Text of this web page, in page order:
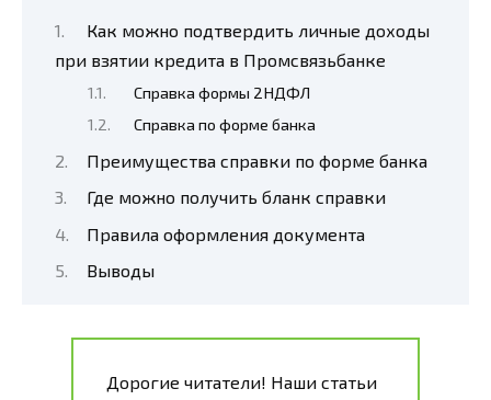
Как можно подтвердить личные доходы
при взятии кредита в Промсвязьбанке
Справка формы 2НДФЛ
Справка по форме банка
Преимущества справки по форме банка
Где можно получить бланк справки
Правила оформления документа
Выводы
Дорогие читатели! Наши статьи